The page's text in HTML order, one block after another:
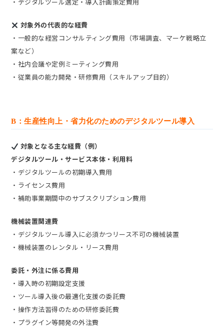
対象外の代表的な経費
・一般的な経営コンサルティング費用（市場調査、マーケ戦略立
案など）
・社内会議や定例ミーティング費用
・従業員の能力開発・研修費用（スキルアップ目的）
B：生産性向上・省力化のためのデジタルツール導入
対象となる主な経費（例）
デジタルツール・サービス本体・利用料
・デジタルツールの初期導入費用
・ライセンス費用
・補助事業期間中のサブスクリプション費用
機械装置関連費
・デジタルツール導入に必須かつリース不可の機械装置
・機械装置のレンタル・リース費用
委託・外注に係る費用
・導入時の初期設定支援
・ツール導入後の最適化支援の委託費
・操作方法習得のための研修委託費
・プラグイン等開発の外注費